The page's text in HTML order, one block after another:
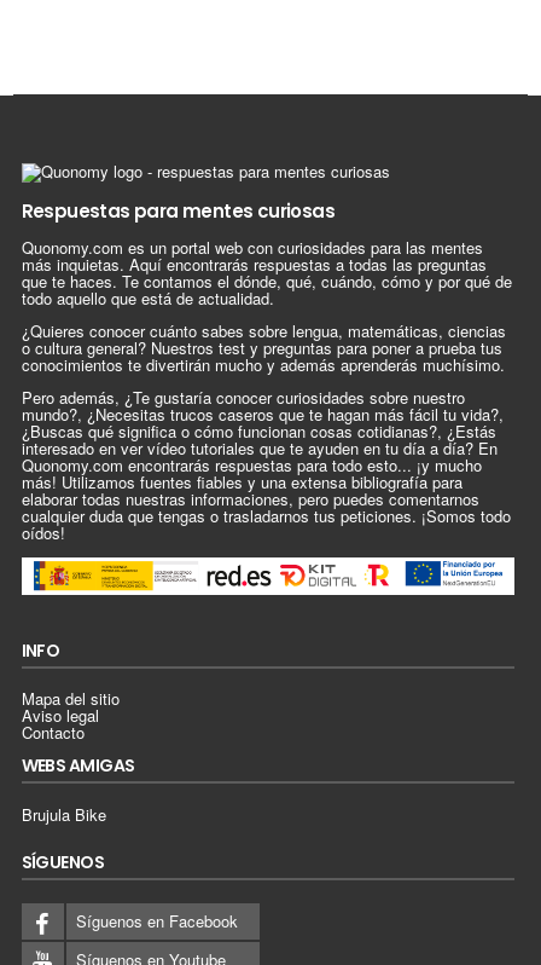
Respuestas para mentes curiosas
Quonomy.com es un portal web con curiosidades para las mentes
más inquietas. Aquí encontrarás respuestas a todas las preguntas
que te haces. Te contamos el dónde, qué, cuándo, cómo y por qué de
todo aquello que está de actualidad.
¿Quieres conocer cuánto sabes sobre lengua, matemáticas, ciencias
o cultura general? Nuestros test y preguntas para poner a prueba tus
conocimientos te divertirán mucho y además aprenderás muchísimo.
Pero además, ¿Te gustaría conocer curiosidades sobre nuestro
mundo?, ¿Necesitas trucos caseros que te hagan más fácil tu vida?,
¿Buscas qué significa o cómo funcionan cosas cotidianas?, ¿Estás
interesado en ver vídeo tutoriales que te ayuden en tu día a día? En
Quonomy.com encontrarás respuestas para todo esto... ¡y mucho
más! Utilizamos fuentes fiables y una extensa bibliografía para
elaborar todas nuestras informaciones, pero puedes comentarnos
cualquier duda que tengas o trasladarnos tus peticiones. ¡Somos todo
oídos!
INFO
Mapa del sitio
Aviso legal
Contacto
WEBS AMIGAS
Brujula Bike
SÍGUENOS
Síguenos en Facebook
Síguenos en Youtube